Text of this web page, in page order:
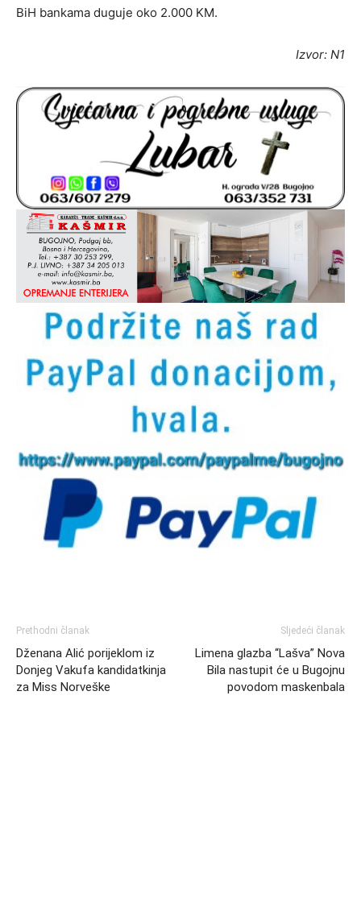
BiH bankama duguje oko 2.000 KM.
Izvor: N1
Prethodni članak
Dženana Alić porijeklom iz
Donjeg Vakufa kandidatkinja
za Miss Norveške
Sljedeći članak
Limena glazba “Lašva” Nova
Bila nastupit će u Bugojnu
povodom maskenbala